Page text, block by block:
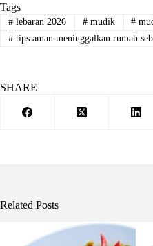
Tags
#lebaran 2026 #mudik #
#tips aman meninggalkan rumah
SHARE
Related Posts